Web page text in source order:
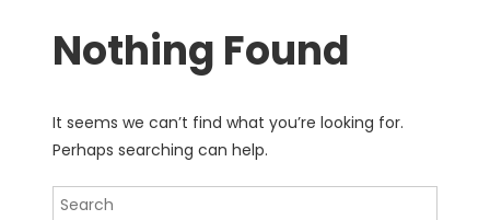
Nothing Found
It seems we can’t find what you’re looking for.
Perhaps searching can help.